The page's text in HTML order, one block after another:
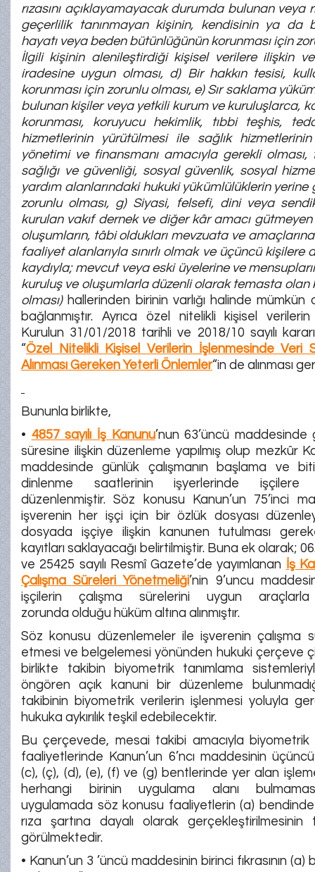
rızasını açıklayamayacak durumda bulunan veya
geçerlilik tanınmayan kişinin, kendisinin ya da
hayatı veya beden bütünlüğünün korunması için
İlgili kişinin alenileştirdiği kişisel verilere ilişkin
iradesine uygun olması, d) Bir hakkın tesisi,
korunması için zorunlu olması, e) Sır saklama
bulunan kişiler veya yetkili kurum ve kuruluşlarca,
korunması, koruyucu hekimlik, tıbbi teşhis,
hizmetlerinin yürütülmesi ile sağlık hizmetlerinin
yönetimi ve finansmanı amacıyla gerekli
sağlığı ve güvenliği, sosyal güvenlik, sosyal
yardım alanlarındaki hukuki yükümlülüklerin
zorunlu olması, g) Siyasi, felsefi, dini veya
kurulan vakıf dernek ve diğer kâr amacı
oluşumların, tâbi oldukları mevzuata ve
faaliyet alanlarıyla sınırlı olmak ve üçüncü kişilere
kaydıyla; mevcut veya eski üyelerine ve
kuruluş ve oluşumlarla düzenli olarak temasta olan
olması)hallerinden birinin varlığı halinde mümkün
bağlanmıştır. Ayrıca özel nitelikli kişisel
Kurulun 31/01/2018 tarihli ve 2018/10 sayılı
“Özel Nitelikli Kişisel Verilerin İşlenmesinde Veri
Alınması Gereken Yeterli Önlemler“in de alınması
Bununla birlikte,
• 4857 sayılı İş Kanunu’nun 63’üncü maddesinde
süresine ilişkin düzenleme yapılmış olup mezkûr
maddesinde günlük çalışmanın başlama ve
dinlenme saatlerinin işyerlerinde işçilere
düzenlenmiştir. Söz konusu Kanun’un 75’inci
işverenin her işçi için bir özlük dosyası
dosyada işçiye ilişkin kanunen tutulması
kayıtları saklayacağı belirtilmiştir. Buna ek olarak;
ve 25425 sayılı Resmî Gazete’de yayımlanan
İş
Çalışma Süreleri Yönetmeliği’nin 9’uncu
işçilerin çalışma sürelerini uygun araçlarla
zorunda olduğu hüküm altına alınmıştır.
Söz konusu düzenlemeler ile işverenin çalışma
etmesi ve belgelemesi yönünden hukuki çerçeve
birlikte takibin biyometrik tanımlama
öngören açık kanuni bir düzenleme
takibinin biyometrik verilerin işlenmesi yoluyla
hukuka aykırılık teşkil edebilecektir.
Bu çerçevede, mesai takibi amacıyla biyometrik
faaliyetlerinde Kanun’un 6’ncı maddesinin üçüncü
(c), (ç), (d), (e), (f) ve (g) bentlerinde yer alan
herhangi birinin uygulama alanı
uygulamada söz konusu faaliyetlerin (a)
rıza şartına dayalı olarak gerçekleştirilmesinin
görülmektedir.
• Kanun’un 3 ’üncü maddesinin birinci fıkrasının (a)